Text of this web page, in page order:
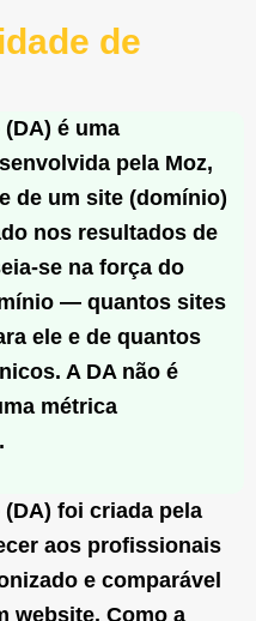
de
é uma
pela Moz,
de um site (domínio)
nos resultados de
se na força do
— quantos sites
ele e de quantos
A DA não é
métrica
foi criada pela
aos profissionais
e comparável
website. Como a